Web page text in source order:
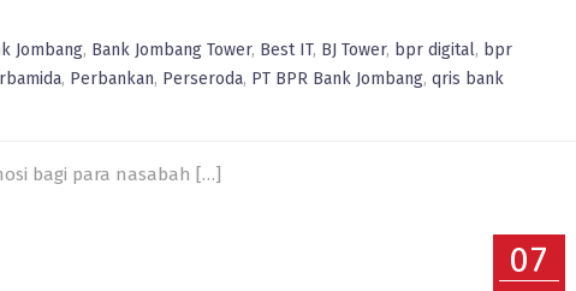
Jombang, Bank Jombang Tower, Best IT, BJ Tower, bpr digital, bpr
, Perbankan, Perseroda, PT BPR Bank Jombang, qris bank
bagi para nasabah […]
07